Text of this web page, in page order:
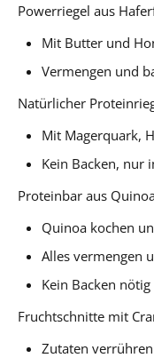
Powerriegel aus
Mit Butter und
Vermengen und
Natürlicher
Mit Magerquark,
Kein Backen, nur
Proteinbar aus
Quinoa kochen
Alles vermengen
Kein Backen nötig
Fruchtschnitte mit
Zutaten